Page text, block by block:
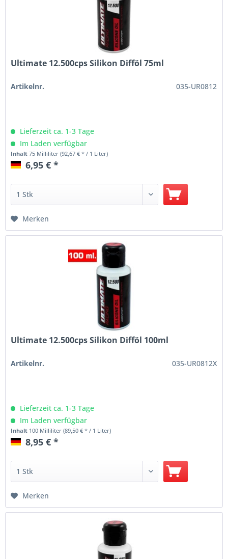
Ultimate 12.500cps Silikon Difföl 75ml
Artikelnr. 035-UR0812
Lieferzeit ca. 1-3 Tage
Im Laden verfügbar
Inhalt75 Milliliter(92,67 € * / 1 Liter)
6,95 € *
Merken
Ultimate 12.500cps Silikon Difföl 100ml
Artikelnr. 035-UR0812X
Lieferzeit ca. 1-3 Tage
Im Laden verfügbar
Inhalt 100 Milliliter(89,50 € * / 1 Liter)
8,95 € *
Merken